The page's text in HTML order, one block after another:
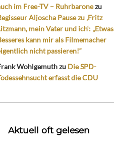
im Free-TV – Ruhrbaronezu
Aljoscha Pause zu ‚Fritz
mein Vater und ich‘: „Etwas
kann mir als Filmemacher
nicht passieren!“
Wohlgemuthzu Die SPD-
erfasst die CDU
Aktuell oft gelesen